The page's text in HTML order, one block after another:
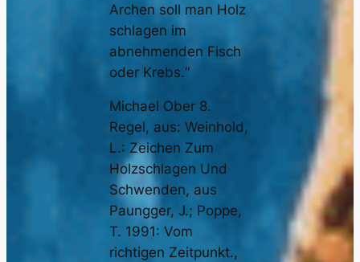
Archen soll man Holz
schlagen im
abnehmenden Fisch
oder Krebs.“
Michael Ober 8.
Regel, aus: Weinhold,
L.: Zeichen Zum
Holzschlagen Und
Schwenden, aus
Paungger, J.; Poppe,
T. 1991: Vom
richtigen Zeitpunkt.,